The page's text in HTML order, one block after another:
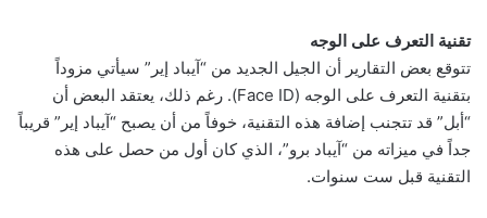
تقنية التعرف على الوجه
تتوقع بعض التقارير أن الجيل الجديد من “آيباد إير” سيأتي مزوداً
بتقنية التعرف على الوجه (Face ID). رغم ذلك، يعتقد البعض أن
“أبل” قد تتجنب إضافة هذه التقنية، خوفاً من أن يصبح “آيباد إير” قريباً
جداً في ميزاته من “آيباد برو”، الذي كان أول من حصل على هذه
التقنية قبل ست سنوات.